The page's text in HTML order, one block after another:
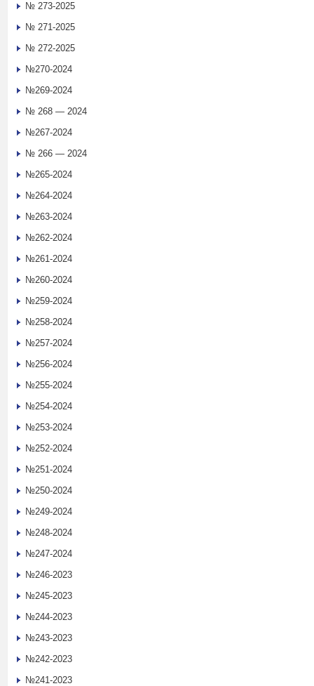
№ 273-2025
№ 271-2025
№ 272-2025
№270-2024
№269-2024
№ 268 — 2024
№267-2024
№ 266 — 2024
№265-2024
№264-2024
№263-2024
№262-2024
№261-2024
№260-2024
№259-2024
№258-2024
№257-2024
№256-2024
№255-2024
№254-2024
№253-2024
№252-2024
№251-2024
№250-2024
№249-2024
№248-2024
№247-2024
№246-2023
№245-2023
№244-2023
№243-2023
№242-2023
№241-2023